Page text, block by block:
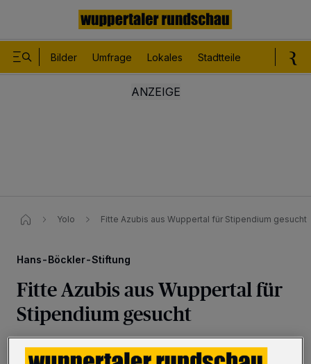
Bilder Umfrage Lokales Stadtteile
Yolo Fitte Azubis aus Wuppertal für Stipendium gesucht
Hans-Böckler-Stiftung
Fitte Azubis aus Wuppertal für
Stipendium gesucht
Wuppertal·Gute und engagierte Auszubildende in